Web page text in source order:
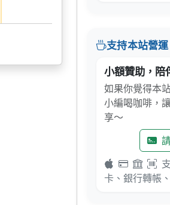
支持本站營運
小額贊助，陪
如果你覺得本
小編喝咖啡，
享～
卡、銀行轉帳